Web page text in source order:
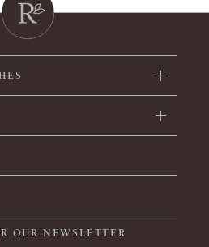
OUR NEWSLETTER